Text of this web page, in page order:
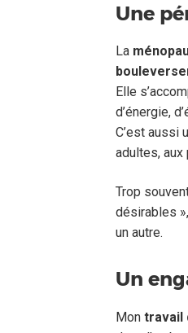
Une
La
Elle
d’énergie,
C’est aussi
adultes,
Trop
désirables
un autre.
Un
Mon travail